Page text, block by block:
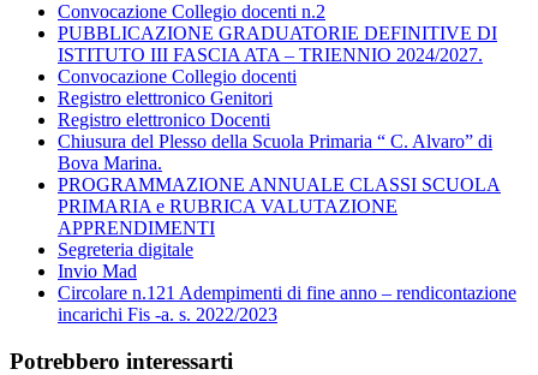
Convocazione Collegio docenti n.2
PUBBLICAZIONE GRADUATORIE DEFINITIVE DI
ISTITUTO III FASCIA ATA – TRIENNIO 2024/2027.
Convocazione Collegio docenti
Registro elettronico Genitori
Registro elettronico Docenti
Chiusura del Plesso della Scuola Primaria “ C. Alvaro” di
Bova Marina.
PROGRAMMAZIONE ANNUALE CLASSI SCUOLA
PRIMARIA e RUBRICA VALUTAZIONE
APPRENDIMENTI
Segreteria digitale
Invio Mad
Circolare n.121 Adempimenti di fine anno – rendicontazione
incarichi Fis -a. s. 2022/2023
Potrebbero interessarti